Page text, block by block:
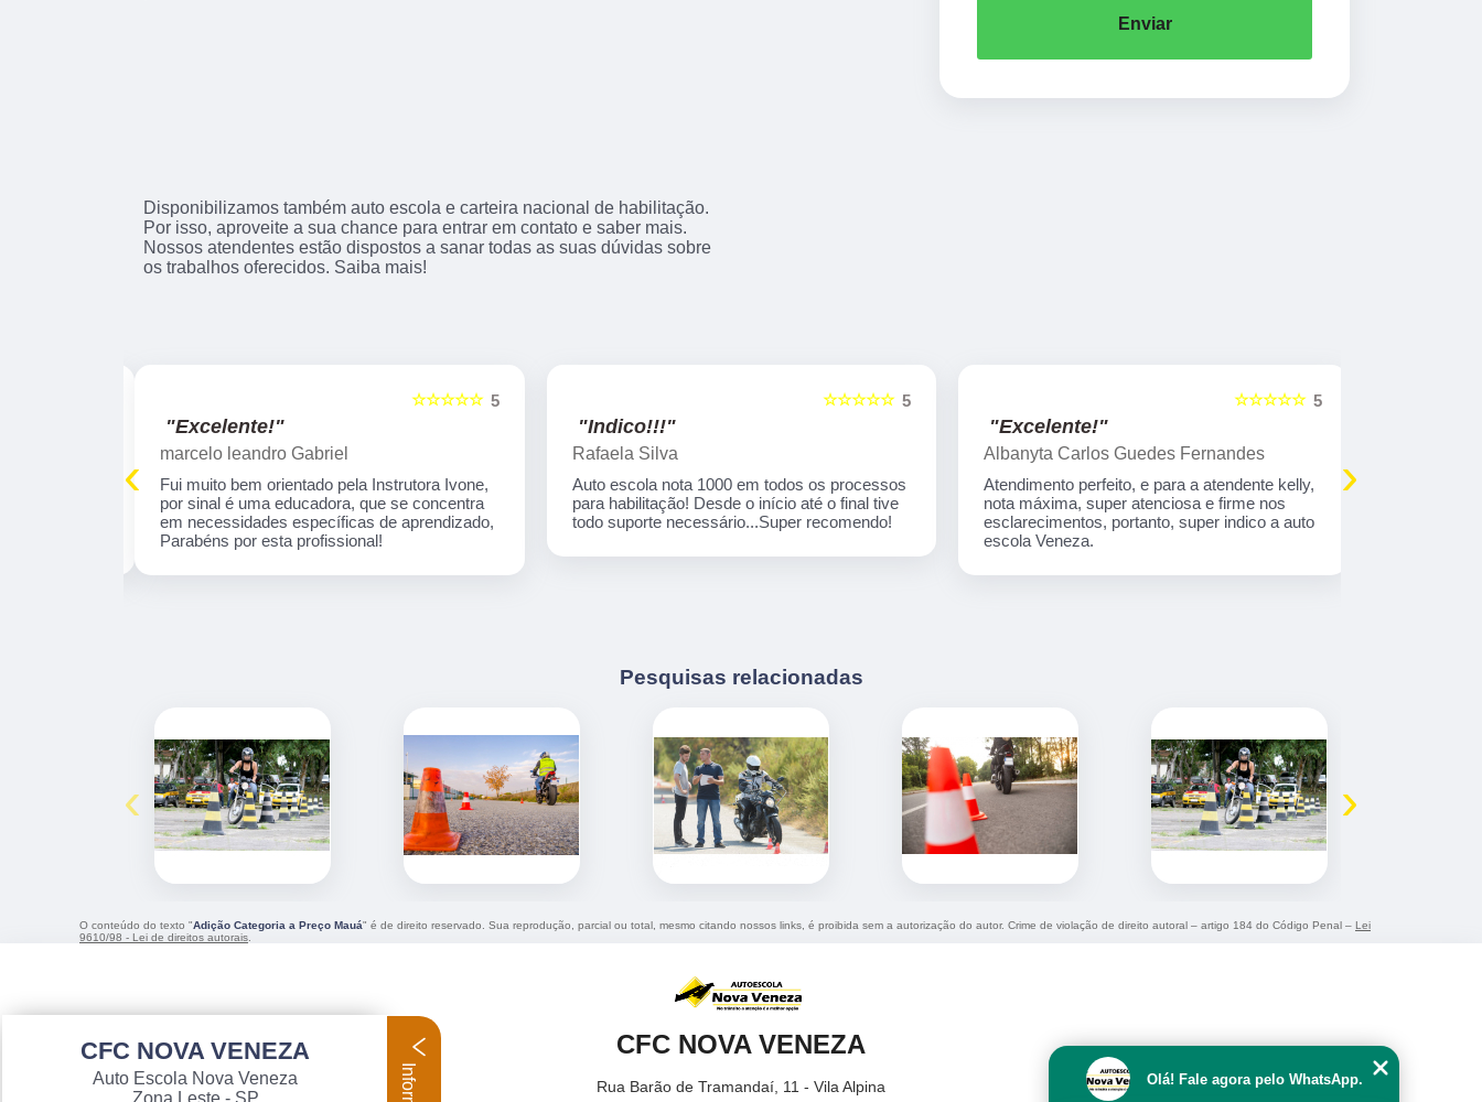
Disponibilizamos também auto escola e carteira nacional de habilitação.
Por isso, aproveite a sua chance para entrar em contato e saber mais.
Nossos atendentes estão dispostos a sanar todas as suas dúvidas sobre
os trabalhos oferecidos. Saiba mais!
Enviar
5
☆☆☆☆☆
"Excelente!"
marcelo leandro Gabriel
Fui muito bem orientado pela Instrutora Ivone,
por sinal é uma educadora, que se concentra
em necessidades específicas de aprendizado,
Parabéns por esta profissional!
5
☆☆☆☆☆
"Indico!!!"
Rafaela Silva
Auto escola nota 1000 em todos os processos
para habilitação! Desde o início até o final tive
todo suporte necessário...Super recomendo!
5
☆☆☆☆☆
"Excelente!"
Albanyta Carlos Guedes Fernandes
Atendimento perfeito, e para a atendente kelly,
nota máxima, super atenciosa e firme nos
esclarecimentos, portanto, super indico a auto
escola Veneza.
‹ ›
Pesquisas relacionadas
‹ ›
O conteúdo do texto "Adição Categoria a Preço Mauá" é de direito reservado. Sua reprodução, parcial ou total, mesmo citando nossos links, é proibida sem a autorização do autor. Crime de violação de direito autoral – artigo 184 do Código Penal – Lei
9610/98 - Lei de direitos autorais
CFC NOVA VENEZA
Rua Barão de Tramandaí, 11 - Vila Alpina Olá! Fale agora pelo WhatsApp.
CFC NOVA VENEZA
Auto Escola Nova Veneza
Zona Leste - SP